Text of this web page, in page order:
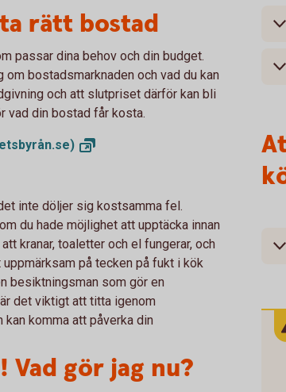
rätt bostad
passar dina behov och din budget.
om bostadsmarknaden och vad du kan
och att slutpriset därför kan bli
vad din bostad får kosta.
inte döljer sig kostsamma fel.
du hade möjlighet att upptäcka innan
kranar, toaletter och el fungerar, och
på tecken på fukt i kök
besiktningsman som gör en
det viktigt att titta igenom
komma att påverka din
Vad gör jag nu?